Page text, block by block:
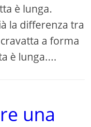
è lunga.
la differenza tra
a forma
è lunga....
una